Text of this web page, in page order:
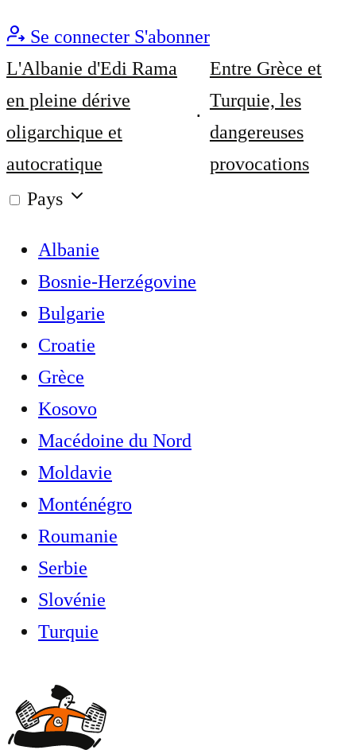
Se connecter S'abonner
L'Albanie d'Edi Rama
en pleine dérive
oligarchique et
autocratique
Entre Grèce et
Turquie, les
dangereuses
provocations
Pays
Albanie
Bosnie-Herzégovine
Bulgarie
Croatie
Grèce
Kosovo
Macédoine du Nord
Moldavie
Monténégro
Roumanie
Serbie
Slovénie
Turquie